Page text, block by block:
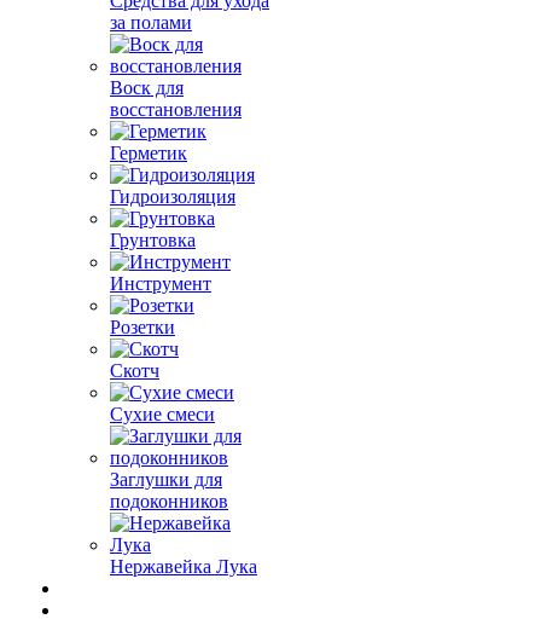
за полами
Воск для
восстановления
Герметик
Гидроизоляция
Грунтовка
Инструмент
Розетки
Скотч
Сухие смеси
Заглушки для
подоконников
Нержавейка Лука